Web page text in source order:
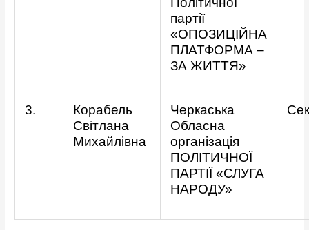
партії
«ОПОЗИЦІЙНА
ПЛАТФОРМА –
ЗА ЖИТТЯ»
3.
Корабель
Світлана
Михайлівна
Черкаська
Обласна
організація
ПОЛІТИЧНОЇ
ПАРТІЇ «СЛУГА
НАРОДУ»